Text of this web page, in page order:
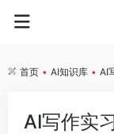
首页 • AI知识库 • AI
AI写作实